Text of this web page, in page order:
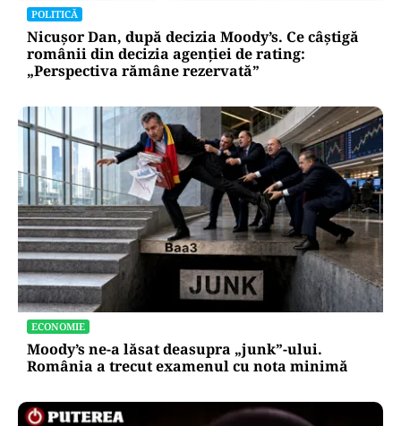
POLITICĂ
Nicușor Dan, după decizia Moody’s. Ce câștigă
românii din decizia agenției de rating:
„Perspectiva rămâne rezervată”
ECONOMIE
Moody’s ne-a lăsat deasupra „junk”-ului.
România a trecut examenul cu nota minimă